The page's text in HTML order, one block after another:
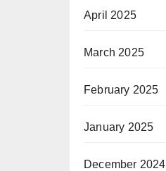
April 2025
March 2025
February 2025
January 2025
December 2024